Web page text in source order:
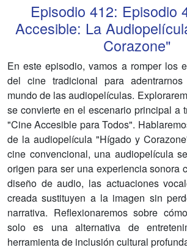
Episodio 412: Episodio
Accesible: La
Corazone"
En este episodio, vamos a romper los
del cine tradicional para
mundo de las audiopelículas.
se convierte en el escenario principal a
"Cine Accesible para Todos".
de la audiopelícula "Hígado y
cine convencional, una audiopelícula
origen para ser una experiencia sonora
diseño de audio, las actuaciones
creada sustituyen a la imagen sin
narrativa. Reflexionaremos sobre
solo es una alternativa de
herramienta de inclusión cultural